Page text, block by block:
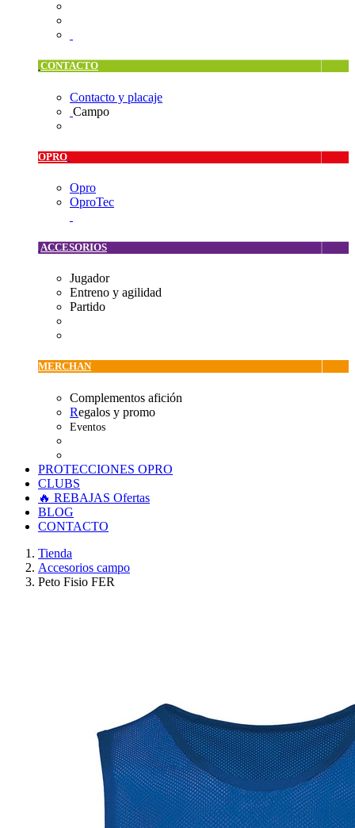
CONTACTO
Contacto y placaje
Campo
OPRO
Opro
OproTec
ACCESORIOS
Jugador
Entreno y agilidad
Partido
MERCHAN
Complementos afición
Regalos y promo
Eventos
PROTECCIONES OPRO
CLUBS
🔥 REBAJAS Ofertas
BLOG
CONTACTO
Tienda
Accesorios campo
Peto Fisio FER